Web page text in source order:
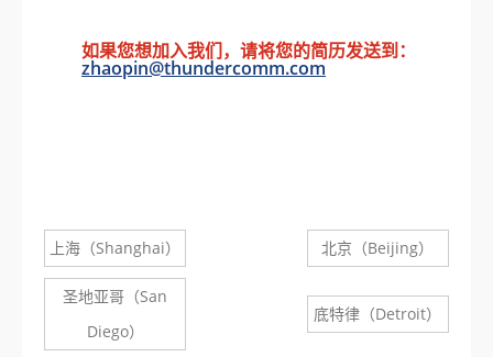
如果您想加入我们，请将您的简历发送到：
zhaopin@thundercomm.com
上海（Shanghai） 北京（Beijing）
圣地亚哥（San
Diego）
底特律（Detroit）